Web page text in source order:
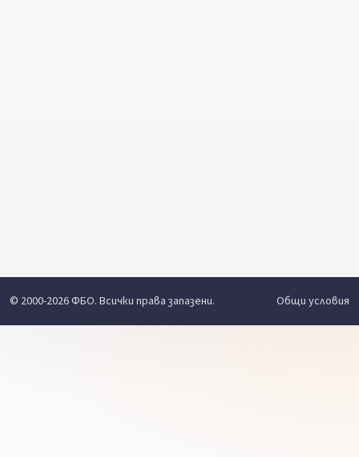
© 2000-2026 ФБО. Всички права запазени. Общи условия